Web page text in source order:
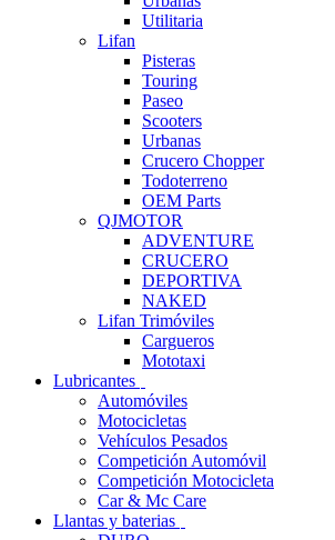
Utilitaria
Lifan
Pisteras
Touring
Paseo
Scooters
Urbanas
Crucero Chopper
Todoterreno
OEM Parts
QJMOTOR
ADVENTURE
CRUCERO
DEPORTIVA
NAKED
Lifan Trimóviles
Cargueros
Mototaxi
Lubricantes
Automóviles
Motocicletas
Vehículos Pesados
Competición Automóvil
Competición Motocicleta
Car & Mc Care
Llantas y baterias